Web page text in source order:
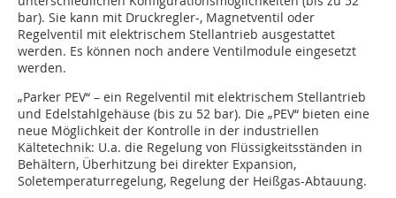
bar). Sie kann mit Druckregler-, Magnetventil oder
Regelventil mit elektrischem Stellantrieb ausgestattet
werden. Es können noch andere Ventilmodule eingesetzt
werden.
„Parker PEV“ – ein Regelventil mit elektrischem Stellantrieb
und Edelstahlgehäuse (bis zu 52 bar). Die „PEV“ bieten eine
neue Möglichkeit der Kontrolle in der industriellen
Kältetechnik: U.a. die Regelung von Flüssigkeitsständen in
Behältern, Überhitzung bei direkter Expansion,
Soletemperaturregelung, Regelung der Heißgas-Abtauung.